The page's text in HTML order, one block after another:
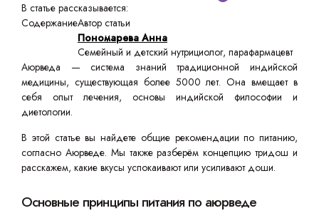
В статье рассказывается:
СодержаниеАвтор статьи
Пономарева Анна
Семейный и детский нутрициолог, парафармацевт
Аюрведа — система знаний традиционной индийской
медицины, существующая более 5000 лет. Она вмещает в
себя опыт лечения, основы индийской философии и
диетологии.
В этой статье вы найдете общие рекомендации по питанию,
согласно Аюрведе. Мы также разберём концепцию тридош и
расскажем, какие вкусы успокаивают или усиливают доши.
Основные принципы питания по аюрведе